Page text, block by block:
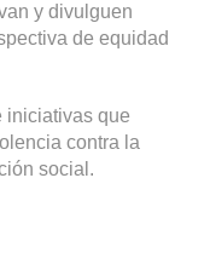
y divulguen
de equidad
iniciativas que
contra la
social.